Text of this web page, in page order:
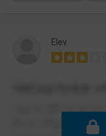
Elev
Jag har gått på
Att ha många/bra